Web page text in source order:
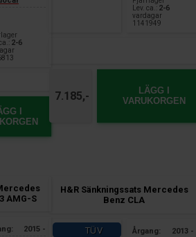
2-6
I
Lev. ca.: 2-6
vardagar
1141949
7.185,-
LÄGG I
VARUKORGEN
AMG-S
2015 -
H&R Sänkningssats Mercedes
Benz CLA
TÜV
Årgang:
2013 -